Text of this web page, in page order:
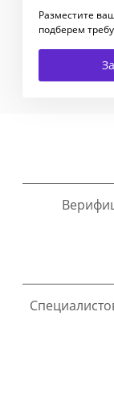
Разместите
подберем